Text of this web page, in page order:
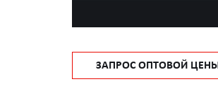
ЗАПРОС ОПТОВОЙ ЦЕНЫ